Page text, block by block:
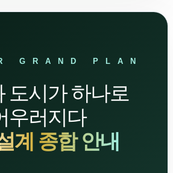
GRAND PLAN
도시가 하나로
우러지다
계 종합 안내